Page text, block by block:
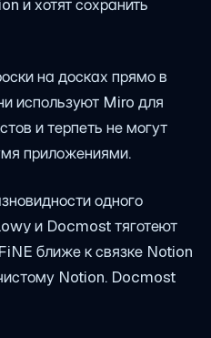
и хотят сохранить
на досках прямо в
используют Miro для
и терпеть не могут
приложениями.
одного
и Docmost тяготеют
ближе к связке Notion
Notion. Docmost